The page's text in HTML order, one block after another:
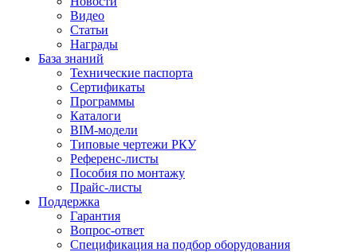
Видео
Статьи
Награды
База знаний
Технические паспорта
Сертификаты
Программы
Каталоги
BIM-модели
Типовые чертежи РКУ
Референс-листы
Пособия по монтажу
Прайс-листы
Поддержка
Гарантия
Вопрос-ответ
Спецификация на подбор оборудования